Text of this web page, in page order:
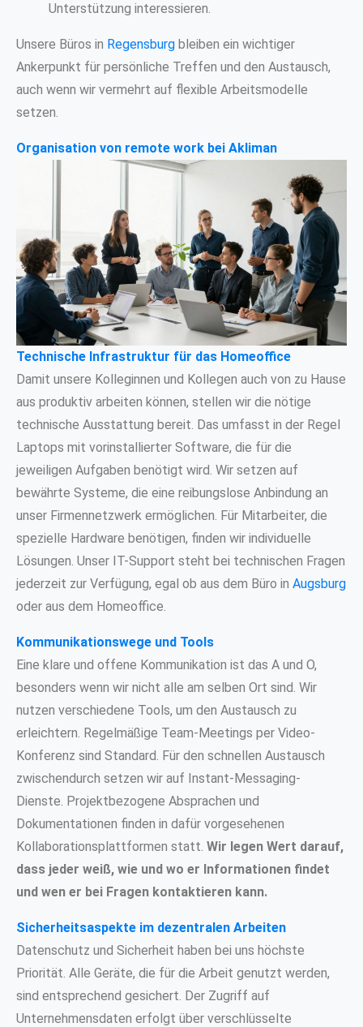
Unterstützung interessieren.
Unsere Büros in Regensburg bleiben ein wichtiger
Ankerpunkt für persönliche Treffen und den Austausch,
auch wenn wir vermehrt auf flexible Arbeitsmodelle
setzen.
Organisation von remote work bei Akliman
Technische Infrastruktur für das Homeoffice
Damit unsere Kolleginnen und Kollegen auch von zu Hause
aus produktiv arbeiten können, stellen wir die nötige
technische Ausstattung bereit. Das umfasst in der Regel
Laptops mit vorinstallierter Software, die für die
jeweiligen Aufgaben benötigt wird. Wir setzen auf
bewährte Systeme, die eine reibungslose Anbindung an
unser Firmennetzwerk ermöglichen. Für Mitarbeiter, die
spezielle Hardware benötigen, finden wir individuelle
Lösungen. Unser IT-Support steht bei technischen Fragen
jederzeit zur Verfügung, egal ob aus dem Büro in Augsburg
oder aus dem Homeoffice.
Kommunikationswege und Tools
Eine klare und offene Kommunikation ist das A und O,
besonders wenn wir nicht alle am selben Ort sind. Wir
nutzen verschiedene Tools, um den Austausch zu
erleichtern. Regelmäßige Team-Meetings per Video-
Konferenz sind Standard. Für den schnellen Austausch
zwischendurch setzen wir auf Instant-Messaging-
Dienste. Projektbezogene Absprachen und
Dokumentationen finden in dafür vorgesehenen
Kollaborationsplattformen statt. Wir legen Wert darauf,
dass jeder weiß, wie und wo er Informationen findet
und wen er bei Fragen kontaktieren kann.
Sicherheitsaspekte im dezentralen Arbeiten
Datenschutz und Sicherheit haben bei uns höchste
Priorität. Alle Geräte, die für die Arbeit genutzt werden,
sind entsprechend gesichert. Der Zugriff auf
Unternehmensdaten erfolgt über verschlüsselte